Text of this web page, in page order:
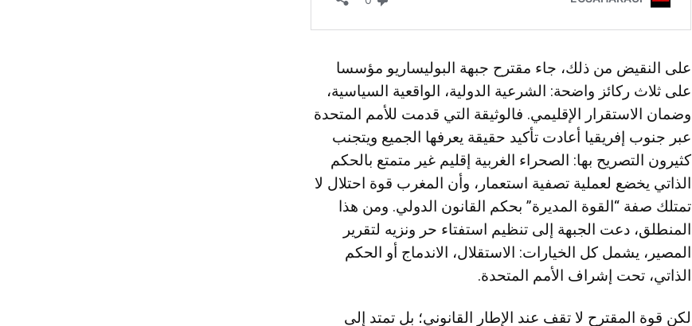
على النقيض من ذلك، جاء مقترح جبهة البوليساريو مؤسسا
على ثلاث ركائز واضحة: الشرعية الدولية، الواقعية السياسية،
وضمان الاستقرار الإقليمي. فالوثيقة التي قدمت للأمم المتحدة
عبر جنوب إفريقيا أعادت تأكيد حقيقة يعرفها الجميع ويتجنب
كثيرون التصريح بها: الصحراء الغربية إقليم غير متمتع بالحكم
الذاتي يخضع لعملية تصفية استعمار، وأن المغرب قوة احتلال لا
تمتلك صفة “القوة المديرة” بحكم القانون الدولي. ومن هذا
المنطلق، دعت الجبهة إلى تنظيم استفتاء حر ونزيه لتقرير
المصير، يشمل كل الخيارات: الاستقلال، الاندماج أو الحكم
الذاتي، تحت إشراف الأمم المتحدة.
لكن قوة المقترح لا تقف عند الإطار القانوني؛ بل تمتد إلى